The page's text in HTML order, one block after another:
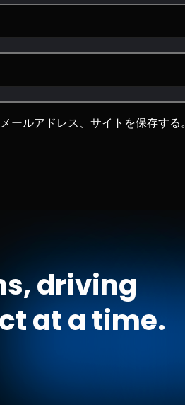
ルアドレス、サイトを保存する。
driving
at a time.